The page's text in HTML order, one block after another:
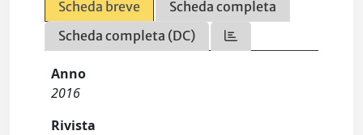
Scheda breve
Scheda completa
Scheda completa (DC)
Anno
2016
Rivista